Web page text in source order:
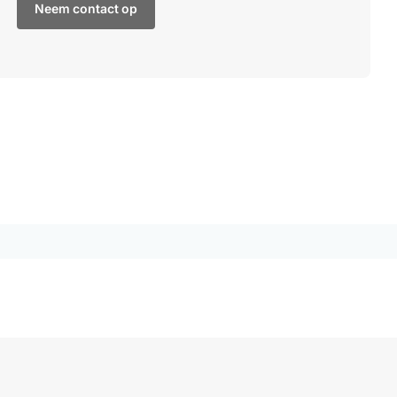
Neem contact op